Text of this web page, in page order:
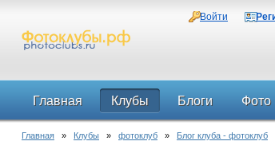
Войти
Главная Клубы Блоги Фото
Главная » Клубы » фотоклуб » Блог клуба - фотоклуб